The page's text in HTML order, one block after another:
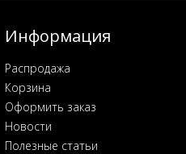
Информация
Распродажа
Корзина
Оформить заказ
Новости
Полезные статьи